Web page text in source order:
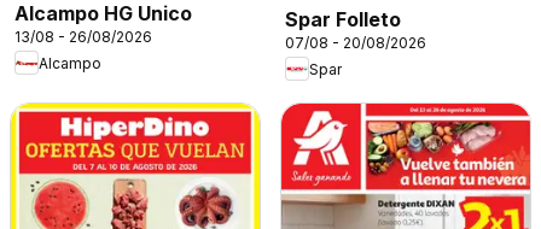
Alcampo HG Unico
13/08 - 26/08/2026
Alcampo
Spar Folleto
07/08 - 20/08/2026
Spar